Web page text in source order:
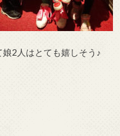
2人はとても嬉しそう♪